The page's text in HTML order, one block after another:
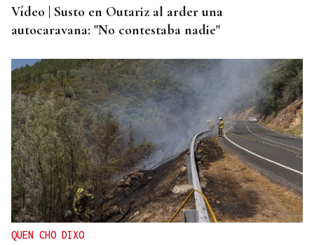
Vídeo | Susto en Outariz al arder una
autocaravana: "No contestaba nadie"
QUEN CHO DIXO